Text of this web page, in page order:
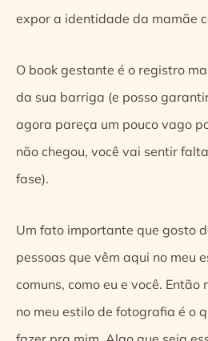
expor a identidade da mamãe
O book gestante é o registro
da sua barriga (e posso
agora pareça um pouco vago
não chegou, você vai sentir
fase).
Um fato importante que gosto
pessoas que vêm aqui no meu
comuns, como eu e você. Então
no meu estilo de fotografia é o